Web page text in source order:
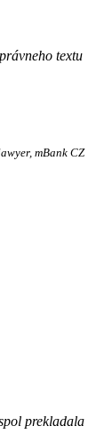
textu
mBank CZ
prekladala